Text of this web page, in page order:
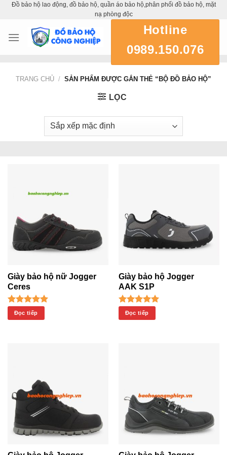
SkipĐồ bảo hộ lao động, đồ bảo hộ, quần áo bảo hộ,phân phối đồ bảo hộ, mặt
nạ phòng độc
Hotline
0989.150.076
TRANG CHỦ / SẢN PHẨM ĐƯỢC GẮN THẺ “BỘ ĐỒ BẢO HỘ”
LỌC
Giày bảo hộ nữ Jogger
Ceres
Được xếp
hạng5.00
Đọc tiếp
Giày bảo hộ Jogger
AAK S1P
Được xếp
hạng5.00
Đọc tiếp